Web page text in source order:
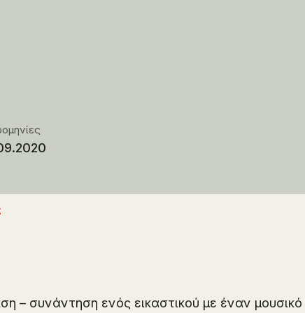
– συνάντηση ενός εικαστικού με έναν